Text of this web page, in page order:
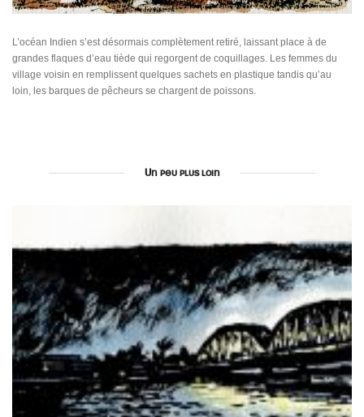
L’océan Indien s’est désormais complètement retiré, laissant place à de
grandes flaques d’eau tiède qui regorgent de coquillages. Les femmes du
village voisin en remplissent quelques sachets en plastique tandis qu’au
loin, les barques de pêcheurs se chargent de poissons.
Un peu plus loin